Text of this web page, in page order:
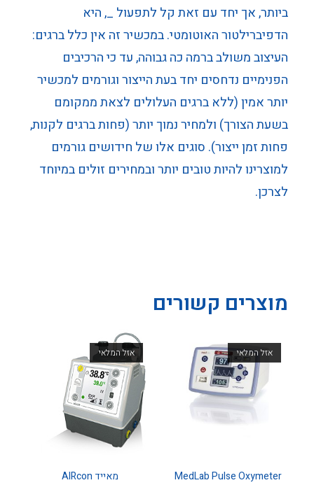
ביותר, אך יחד עם זאת קל לתפעול _, היא
הדפיברילטור האוטומטי. במכשיר זה אין כלל ברגים:
העיצוב משולב ברמה כה גבוהה, עד כי הרכיבים
הפנימיים נדחסים יחד בעת הייצור וגורמים למכשיר
יותר אמין (ללא ברגים העלולים לצאת ממקומם
בשעת הצורך) ולמחיר נמוך יותר (פחות ברגים לקנות,
פחות זמן ייצור). סוגים אלו של חידושים גורמים
למוצרינו להיות טובים יותר ובמחירים זולים במיוחד
לצרכן.
מוצרים קשורים
אזל המלאי
MedLab Pulse Oxymeter
אזל המלאי
מאייד AIRcon